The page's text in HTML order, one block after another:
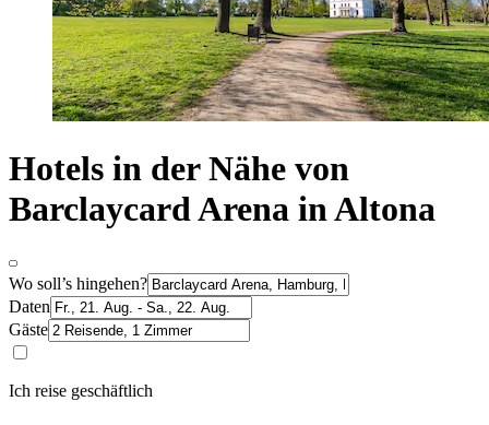
Hotels in der Nähe von
Barclaycard Arena in Altona
Wo soll’s hingehen?
Daten
Gäste
Ich reise geschäftlich